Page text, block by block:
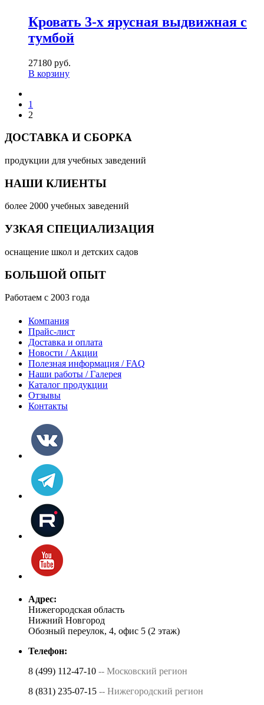
Кровать 3-х ярусная выдвижная с
тумбой
27180 руб.
В корзину
1
2
ДОСТАВКА И СБОРКА
продукции для учебных заведений
НАШИ КЛИЕНТЫ
более 2000 учебных заведений
УЗКАЯ СПЕЦИАЛИЗАЦИЯ
оснащение школ и детских садов
БОЛЬШОЙ ОПЫТ
Работаем с 2003 года
Компания
Прайс-лист
Доставка и оплата
Новости / Акции
Полезная информация / FAQ
Наши работы / Галерея
Каталог продукции
Отзывы
Контакты
Адрес:
Нижегородская область
Нижний Новгород
Обозный переулок, 4, офис 5 (2 этаж)
Телефон:
8 (499) 112-47-10 -- Московский регион
8 (831) 235-07-15 -- Нижегородский регион